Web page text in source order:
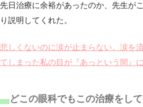
先日治療に余裕があったのか、先生が
り説明してくれた。
悲しくないのに涙が止まらない。涙を
てしまった私の目が『あっという間』
どこの眼科でもこの治療をし